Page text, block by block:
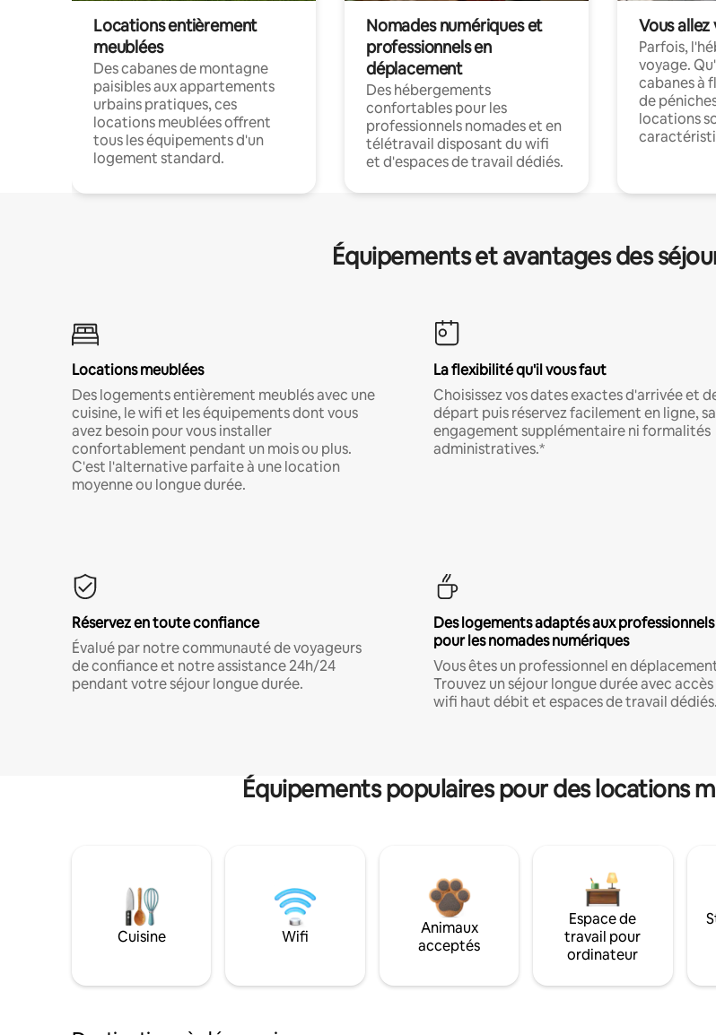
Locations entièrement
meublées
Des cabanes de montagne
paisibles aux appartements
urbains pratiques, ces
locations meublées offrent
tous les équipements d'un
logement standard.
Nomades numériques et
professionnels en
déplacement
Des hébergements
confortables pour les
professionnels nomades et en
télétravail disposant du wifi
et d'espaces de travail dédiés.
Vous
Parfois,
voyage.
cabanes à
de
locations
Équipements et avantages des
Locations meublées
Des logements entièrement meublés avec une
cuisine, le wifi et les équipements dont vous
avez besoin pour vous installer
confortablement pendant un mois ou plus.
C'est l'alternative parfaite à une location
moyenne ou longue durée.
La flexibilité qu'il vous faut
Choisissez vos dates exactes d'arrivée et
départ puis réservez facilement en ligne,
engagement supplémentaire ni formalités
administratives.*
Réservez en toute confiance
Évalué par notre communauté de voyageurs
de confiance et notre assistance 24h/24
pendant votre séjour longue durée.
Des logements adaptés aux professionnels
pour les nomades numériques
Vous êtes un professionnel en
Trouvez un séjour longue durée avec accès
wifi haut débit et espaces de travail dédiés.
Équipements populaires pour des locations
Cuisine Wifi
Animaux
acceptés
Espace de
travail pour
ordinateur